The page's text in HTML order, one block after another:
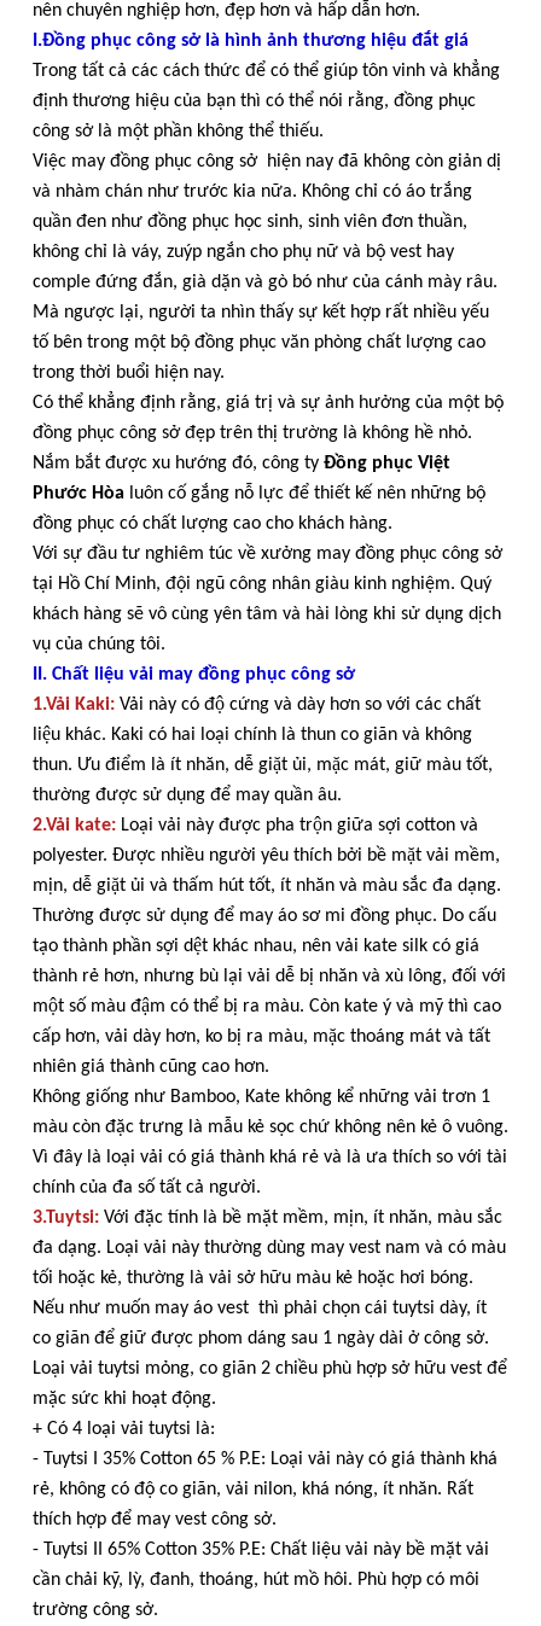
nên chuyên nghiệp hơn, đẹp hơn và hấp dẫn hơn.
I.Đồng phục công sở là hình ảnh thương hiệu đắt giá
Trong tất cả các cách thức để có thể giúp tôn vinh và khẳng
định thương hiệu của bạn thì có thể nói rằng, đồng phục
công sở là một phần không thể thiếu.
Việc may đồng phục công sở hiện nay đã không còn giản dị
và nhàm chán như trước kia nữa. Không chỉ có áo trắng
quần đen như đồng phục học sinh, sinh viên đơn thuần,
không chỉ là váy, zuýp ngắn cho phụ nữ và bộ vest hay
comple đứng đắn, già dặn và gò bó như của cánh mày râu.
Mà ngược lại, người ta nhìn thấy sự kết hợp rất nhiều yếu
tố bên trong một bộ đồng phục văn phòng chất lượng cao
trong thời buổi hiện nay.
Có thể khẳng định rằng, giá trị và sự ảnh hưởng của một bộ
đồng phục công sở đẹp trên thị trường là không hề nhỏ.
Nắm bắt được xu hướng đó, công ty Đồng phục Việt
Phước Hòa
luôn cố gắng nỗ lực để thiết kế nên những bộ
đồng phục có chất lượng cao cho khách hàng.
Với sự đầu tư nghiêm túc về xưởng may đồng phục công sở
tại Hồ Chí Minh, đội ngũ công nhân giàu kinh nghiệm. Quý
khách hàng sẽ vô cùng yên tâm và hài lòng khi sử dụng dịch
vụ của chúng tôi.
II. Chất liệu vải may đồng phục công sở
1.Vải Kaki: Vải này có độ cứng và dày hơn so với các chất
liệu khác. Kaki có hai loại chính là thun co giãn và không
thun. Ưu điểm là ít nhăn, dễ giặt ủi, mặc mát, giữ màu tốt,
thường được sử dụng để may quần âu.
2.Vải kate:Loại vải này được pha trộn giữa sợi cotton và
polyester. Được nhiều người yêu thích bởi bề mặt vải mềm,
mịn, dễ giặt ủi và thấm hút tốt, ít nhăn và màu sắc đa dạng.
Thường được sử dụng để may áo sơ mi đồng phục. Do cấu
tạo thành phần sợi dệt khác nhau, nên vải kate silk có giá
thành rẻ hơn, nhưng bù lại vải dễ bị nhăn và xù lông, đối với
một số màu đậm có thể bị ra màu. Còn kate ý và mỹ thì cao
cấp hơn, vải dày hơn, ko bị ra màu, mặc thoáng mát và tất
nhiên giá thành cũng cao hơn.
Không giống như Bamboo, Kate không kể những vải trơn 1
màu còn đặc trưng là mẫu kẻ sọc chứ không nên kẻ ô vuông.
Vì đây là loại vải có giá thành khá rẻ và là ưa thích so với tài
chính của đa số tất cả người.
3.Tuytsi:Với đặc tính là bề mặt mềm, mịn, ít nhăn, màu sắc
đa dạng. Loại vải này thường dùng may vest nam và có màu
tối hoặc kẻ, thường là vải sở hữu màu kẻ hoặc hơi bóng.
Nếu như muốn may áo vest thì phải chọn cái tuytsi dày, ít
co giãn để giữ được phom dáng sau 1 ngày dài ở công sở.
Loại vải tuytsi mỏng, co giãn 2 chiều phù hợp sở hữu vest để
mặc sức khi hoạt động.
+ Có 4 loại vải tuytsi là:
- Tuytsi I 35% Cotton 65 % P.E: Loại vải này có giá thành khá
rẻ, không có độ co giãn, vải nilon, khá nóng, ít nhăn. Rất
thích hợp để may vest công sở.
- Tuytsi II 65% Cotton 35% P.E: Chất liệu vải này bề mặt vải
cần chải kỹ, lỳ, đanh, thoáng, hút mồ hôi. Phù hợp có môi
trường công sở.